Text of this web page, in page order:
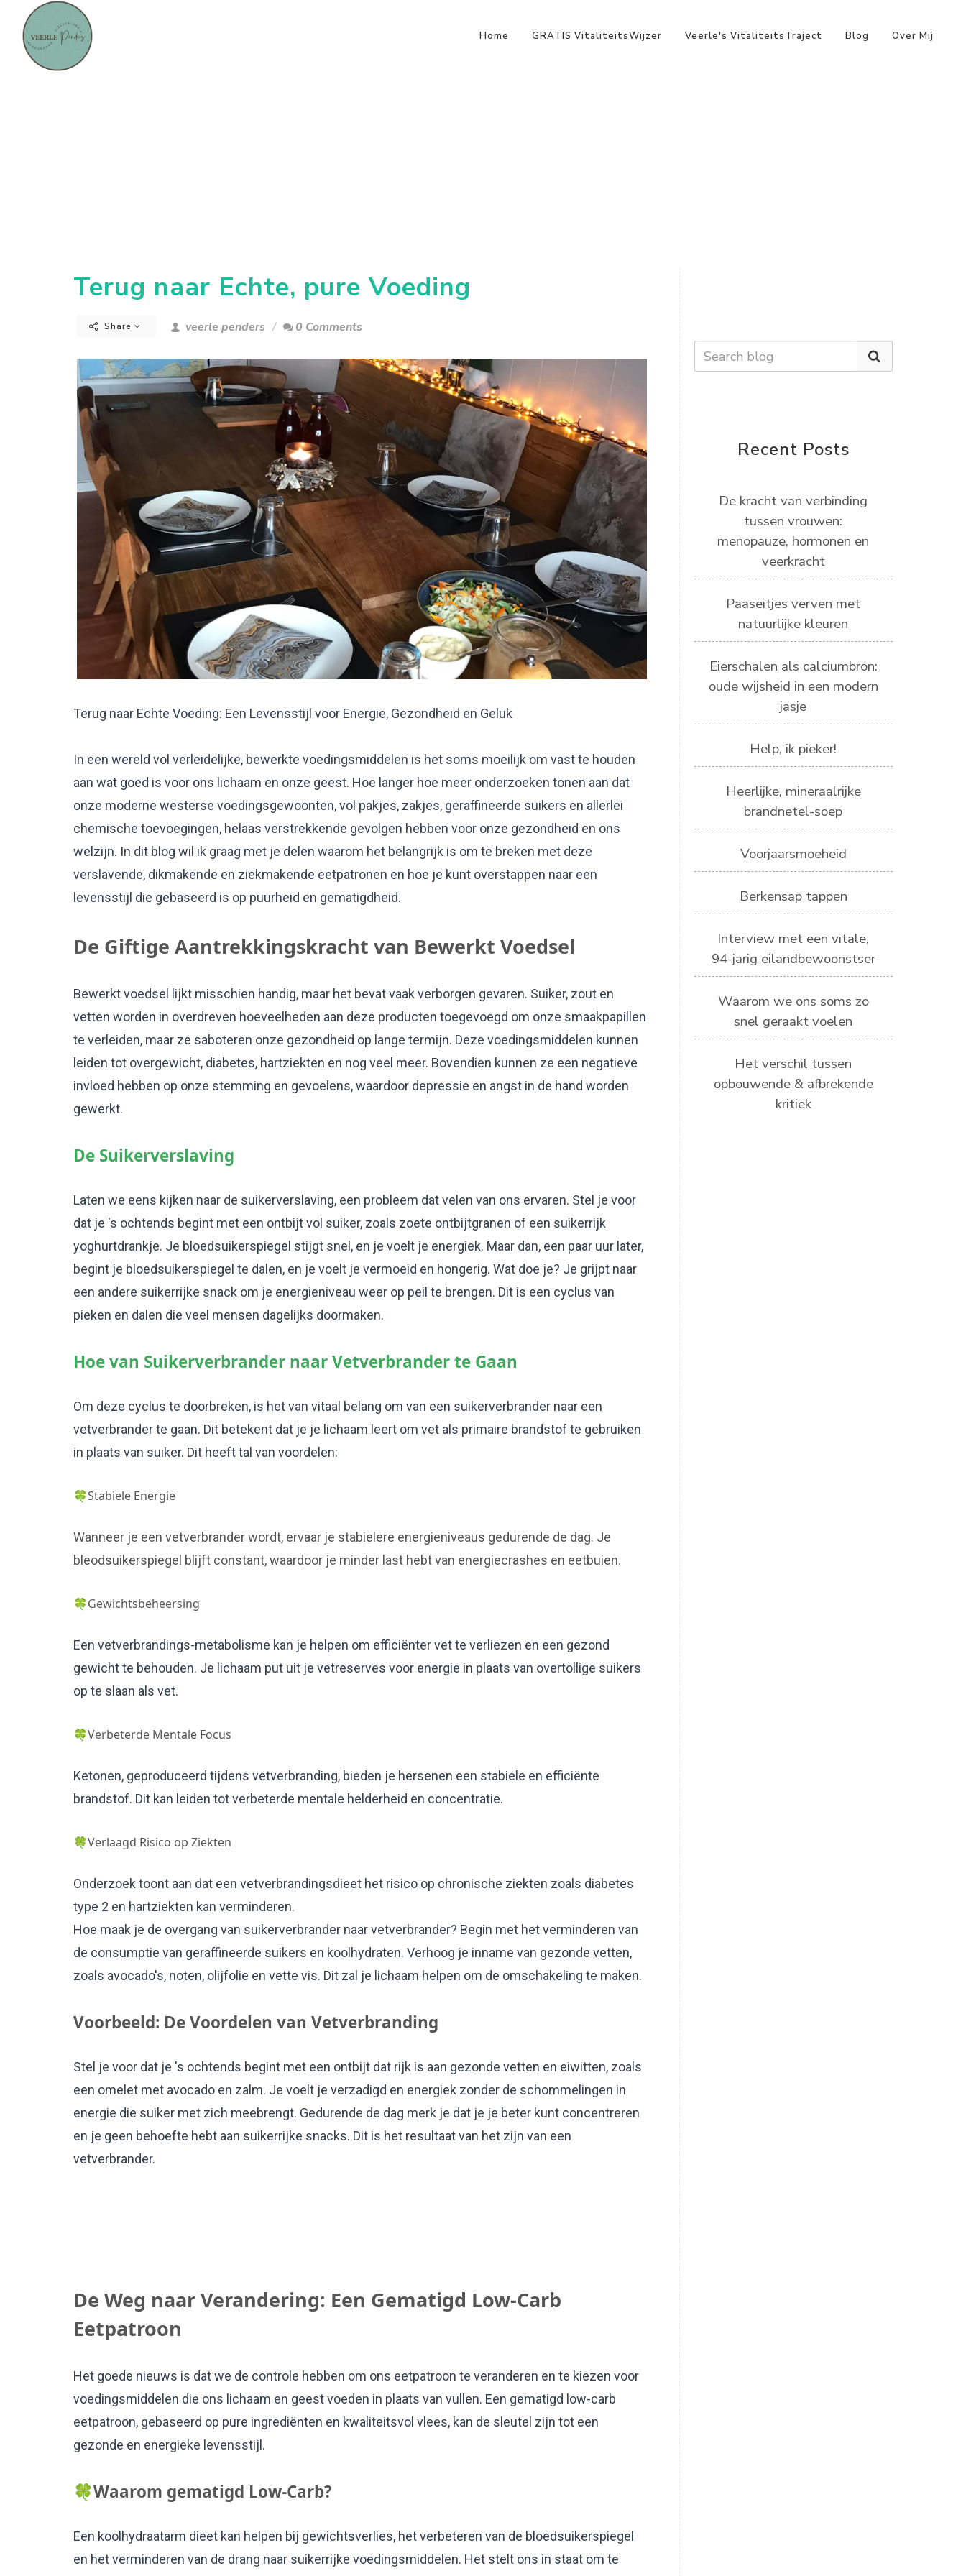
Home GRATIS VitaliteitsWijzer Veerle's VitaliteitsTraject Blog Over Mij
Terug naar Echte, pure Voeding
Share veerle penders 0 Comments
Terug naar Echte Voeding: Een Levensstijl voor Energie, Gezondheid en Geluk
In een wereld vol verleidelijke, bewerkte voedingsmiddelen is het soms moeilijk om vast te houden
aan wat goed is voor ons lichaam en onze geest. Hoe langer hoe meer onderzoeken tonen aan dat
onze moderne westerse voedingsgewoonten, vol pakjes, zakjes, geraffineerde suikers en allerlei
chemische toevoegingen, helaas verstrekkende gevolgen hebben voor onze gezondheid en ons
welzijn. In dit blog wil ik graag met je delen waarom het belangrijk is om te breken met deze
verslavende, dikmakende en ziekmakende eetpatronen en hoe je kunt overstappen naar een
levensstijl die gebaseerd is op puurheid en gematigdheid.
De Giftige Aantrekkingskracht van Bewerkt Voedsel
Bewerkt voedsel lijkt misschien handig, maar het bevat vaak verborgen gevaren. Suiker, zout en
vetten worden in overdreven hoeveelheden aan deze producten toegevoegd om onze smaakpapillen
te verleiden, maar ze saboteren onze gezondheid op lange termijn. Deze voedingsmiddelen kunnen
leiden tot overgewicht, diabetes, hartziekten en nog veel meer. Bovendien kunnen ze een negatieve
invloed hebben op onze stemming en gevoelens, waardoor depressie en angst in de hand worden
gewerkt.
De Suikerverslaving
Laten we eens kijken naar de suikerverslaving, een probleem dat velen van ons ervaren. Stel je voor
dat je 's ochtends begint met een ontbijt vol suiker, zoals zoete ontbijtgranen of een suikerrijk
yoghurtdrankje. Je bloedsuikerspiegel stijgt snel, en je voelt je energiek. Maar dan, een paar uur later,
begint je bloedsuikerspiegel te dalen, en je voelt je vermoeid en hongerig. Wat doe je? Je grijpt naar
een andere suikerrijke snack om je energieniveau weer op peil te brengen. Dit is een cyclus van
pieken en dalen die veel mensen dagelijks doormaken.
Hoe van Suikerverbrander naar Vetverbrander te Gaan
Om deze cyclus te doorbreken, is het van vitaal belang om van een suikerverbrander naar een
vetverbrander te gaan. Dit betekent dat je je lichaam leert om vet als primaire brandstof te gebruiken
in plaats van suiker. Dit heeft tal van voordelen:
🍀Stabiele Energie
Wanneer je een vetverbrander wordt, ervaar je stabielere energieniveaus gedurende de dag. Je
bleodsuikerspiegel blijft constant, waardoor je minder last hebt van energiecrashes en eetbuien.
🍀Gewichtsbeheersing
Een vetverbrandings-metabolisme kan je helpen om efficiënter vet te verliezen en een gezond
gewicht te behouden. Je lichaam put uit je vetreserves voor energie in plaats van overtollige suikers
op te slaan als vet.
🍀Verbeterde Mentale Focus
Ketonen, geproduceerd tijdens vetverbranding, bieden je hersenen een stabiele en efficiënte
brandstof. Dit kan leiden tot verbeterde mentale helderheid en concentratie.
🍀Verlaagd Risico op Ziekten
Onderzoek toont aan dat een vetverbrandingsdieet het risico op chronische ziekten zoals diabetes
type 2 en hartziekten kan verminderen.
Hoe maak je de overgang van suikerverbrander naar vetverbrander? Begin met het verminderen van
de consumptie van geraffineerde suikers en koolhydraten. Verhoog je inname van gezonde vetten,
zoals avocado's, noten, olijfolie en vette vis. Dit zal je lichaam helpen om de omschakeling te maken.
Voorbeeld: De Voordelen van Vetverbranding
Stel je voor dat je 's ochtends begint met een ontbijt dat rijk is aan gezonde vetten en eiwitten, zoals
een omelet met avocado en zalm. Je voelt je verzadigd en energiek zonder de schommelingen in
energie die suiker met zich meebrengt. Gedurende de dag merk je dat je je beter kunt concentreren
en je geen behoefte hebt aan suikerrijke snacks. Dit is het resultaat van het zijn van een
vetverbrander.
De Weg naar Verandering: Een Gematigd Low-Carb
Eetpatroon
Het goede nieuws is dat we de controle hebben om ons eetpatroon te veranderen en te kiezen voor
voedingsmiddelen die ons lichaam en geest voeden in plaats van vullen. Een gematigd low-carb
eetpatroon, gebaseerd op pure ingrediënten en kwaliteitsvol vlees, kan de sleutel zijn tot een
gezonde en energieke levensstijl.
🍀Waarom gematigd Low-Carb?
Een koolhydraatarm dieet kan helpen bij gewichtsverlies, het verbeteren van de bloedsuikerspiegel
en het verminderen van de drang naar suikerrijke voedingsmiddelen. Het stelt ons in staat om te
Recent Posts
De kracht van verbinding
tussen vrouwen:
menopauze, hormonen en
veerkracht
Paaseitjes verven met
natuurlijke kleuren
Eierschalen als calciumbron:
oude wijsheid in een modern
jasje
Help, ik pieker!
Heerlijke, mineraalrijke
brandnetel-soep
Voorjaarsmoeheid
Berkensap tappen
Interview met een vitale,
94-jarig eilandbewoonstser
Waarom we ons soms zo
snel geraakt voelen
Het verschil tussen
opbouwende & afbrekende
kritiek